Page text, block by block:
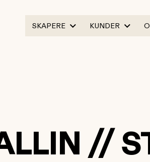
SKAPERE KUNDER
//